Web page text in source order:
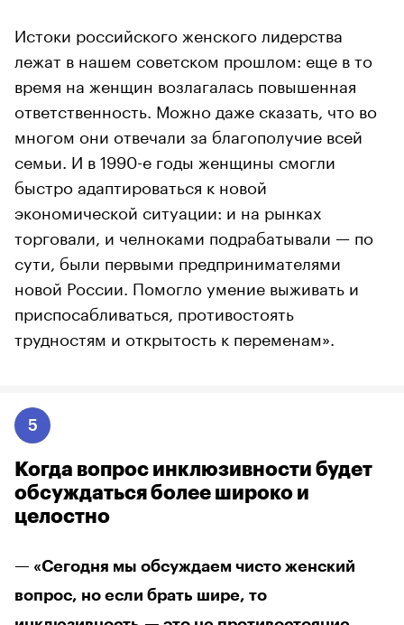
Истоки российского женского лидерства
лежат в нашем советском прошлом: еще в то
время на женщин возлагалась повышенная
ответственность. Можно даже сказать, что во
многом они отвечали за благополучие всей
семьи. И в 1990-е годы женщины смогли
быстро адаптироваться к новой
экономической ситуации: и на рынках
торговали, и челноками подрабатывали — по
сути, были первыми предпринимателями
новой России. Помогло умение выживать и
приспосабливаться, противостоять
трудностям и открытость к переменам».
5
Когда вопрос инклюзивности будет
обсуждаться более широко и
целостно
— «Сегодня мы обсуждаем чисто женский
вопрос, но если брать шире, то